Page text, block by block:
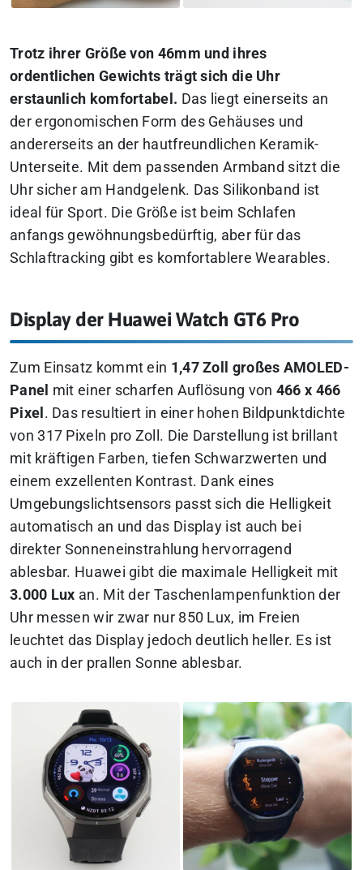
Trotz ihrer Größe von 46mm und ihres
ordentlichen Gewichts trägt sich die Uhr
erstaunlich komfortabel. Das liegt einerseits an
der ergonomischen Form des Gehäuses und
andererseits an der hautfreundlichen Keramik-
Unterseite. Mit dem passenden Armband sitzt die
Uhr sicher am Handgelenk. Das Silikonband ist
ideal für Sport. Die Größe ist beim Schlafen
anfangs gewöhnungsbedürftig, aber für das
Schlaftracking gibt es komfortablere Wearables.
Display der Huawei Watch GT6 Pro
Zum Einsatz kommt ein 1,47 Zoll großes AMOLED-
Panel mit einer scharfen Auflösung von 466 x 466
Pixel . Das resultiert in einer hohen Bildpunktdichte
von 317 Pixeln pro Zoll. Die Darstellung ist brillant
mit kräftigen Farben, tiefen Schwarzwerten und
einem exzellenten Kontrast. Dank eines
Umgebungslichtsensors passt sich die Helligkeit
automatisch an und das Display ist auch bei
direkter Sonneneinstrahlung hervorragend
ablesbar. Huawei gibt die maximale Helligkeit mit
3.000 Lux an. Mit der Taschenlampenfunktion der
Uhr messen wir zwar nur 850 Lux, im Freien
leuchtet das Display jedoch deutlich heller. Es ist
auch in der prallen Sonne ablesbar.